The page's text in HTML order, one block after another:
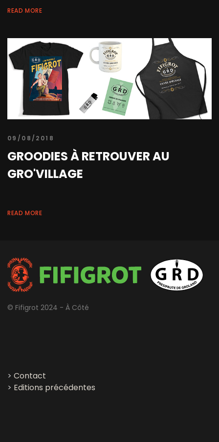
READ MORE
09/08/2018
GROODIES À RETROUVER AU
GRO'VILLAGE
READ MORE
© Fifigrot 2024 - À Côté
> Contact
> Editions précédentes